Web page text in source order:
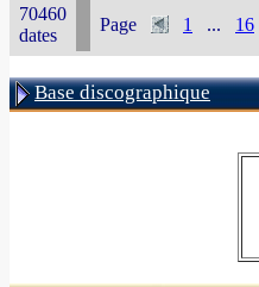
70460
dates
Page 1 ... 16
Base discographique